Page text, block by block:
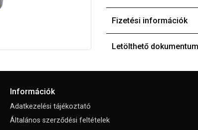
Fizetési információk
Letölthető
Információk
Adatkezelési tájékoztató
Általános szerződési feltételek